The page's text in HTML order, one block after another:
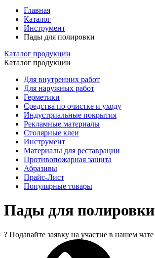
Главная
Каталог
Инструмент
Пады для полировки
Каталог продукции
Каталог продукции
Для внутренних работ
Для наружных работ
Герметики
Средства по очистке и уходу
Индустриальные покрытия
Рекламные материалы
Столярные клеи
Инструмент
Материалы для реставрации
Противопожарная защита
Абразивы
Прайс-Лист
Популярные товары
Пады для полировки
? Подавайте заявку на участие в нашем чате